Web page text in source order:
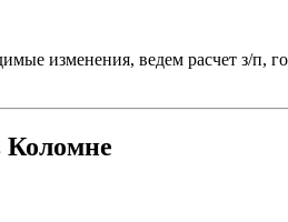
изменения, ведем расчет з/п,
Коломне